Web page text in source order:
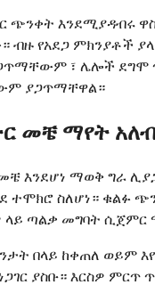
ጭንቀት እንደሚያዳብሩ
ብዙ የአደጋ ምክንያቶች
፣ ሌሎች ደግሞ
ያጋጥማቸዋል።
መቼ ማየት
እንደሆነ ማወቅ ግራ
ተሞክሮ ስለሆነ። ቁልፉ
ላይ ጣልቃ መግባት ሲጀምር
በላይ ከቀጠለ ወይም
ያስቡ። እርስዎ ምርጥ